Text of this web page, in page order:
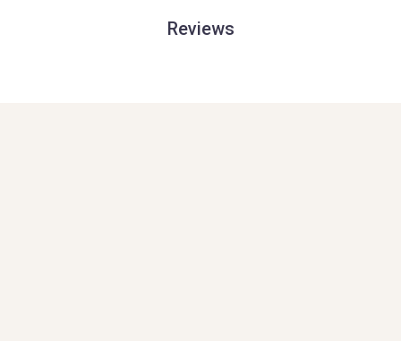
Reviews